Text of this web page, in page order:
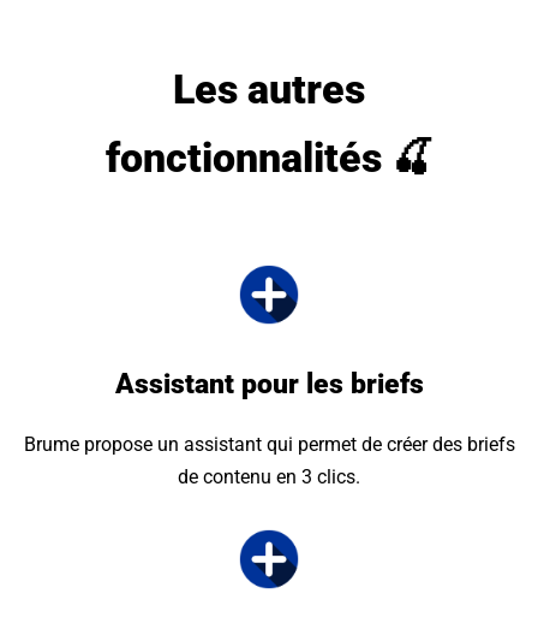
Les autres
fonctionnalités 🍒
Assistant pour les briefs
Brume propose un assistant qui permet de créer des briefs
de contenu en 3 clics.